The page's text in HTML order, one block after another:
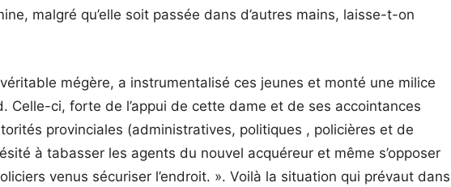
malgré qu’elle soit passée dans d’autres mains, laisse-t-on
mégère, a instrumentalisé ces jeunes et monté une milice
Celle-ci, forte de l’appui de cette dame et de ses accointances
provinciales (administratives, politiques , policières et de
à tabasser les agents du nouvel acquéreur et même s’opposer
venus sécuriser l’endroit. ». Voilà la situation qui prévaut dans